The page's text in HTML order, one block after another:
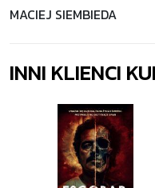
MACIEJ SIEMBIEDA
INNI KLIENCI